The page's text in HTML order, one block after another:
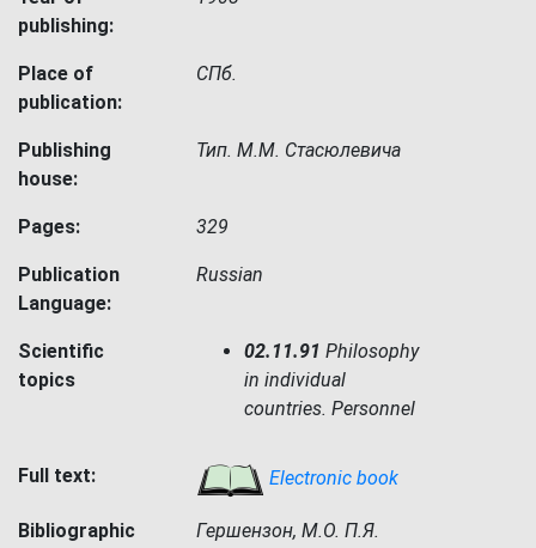
publishing:
Place of
publication:
СПб.
Publishing
house:
Тип. М.М. Стасюлевича
Pages: 329
Publication
Language:
Russian
Scientific
topics
02.11.91 Philosophy
in individual
countries. Personnel
Full text: Electronic book
Bibliographic Гершензон, М.О. П.Я.